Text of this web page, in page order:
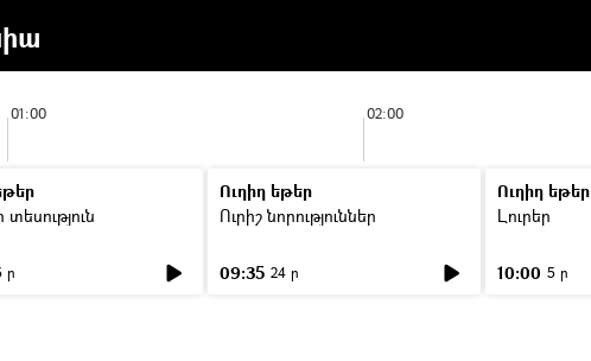
01:00 02:00
տեսություն
ր
Ուղիղ եթեր
Ուրիշ նորություններ
09:35 24 ր
Ուղիղ եթեր
Լուրեր
10:00 5 ր